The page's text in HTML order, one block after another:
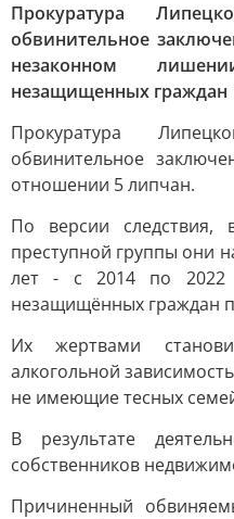
Прокуратура
обвинительное
незаконном
незащищенных граждан
Прокуратура
обвинительное
отношении 5 липчан.
По версии следствия,
преступной группы они
лет - с 2014 по 2022
незащищённых граждан
Их жертвами
алкогольной
не имеющие тесных
В результате
собственников
Причиненный